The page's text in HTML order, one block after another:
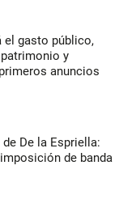
el gasto público,
y
anuncios
De la Espriella:
de banda